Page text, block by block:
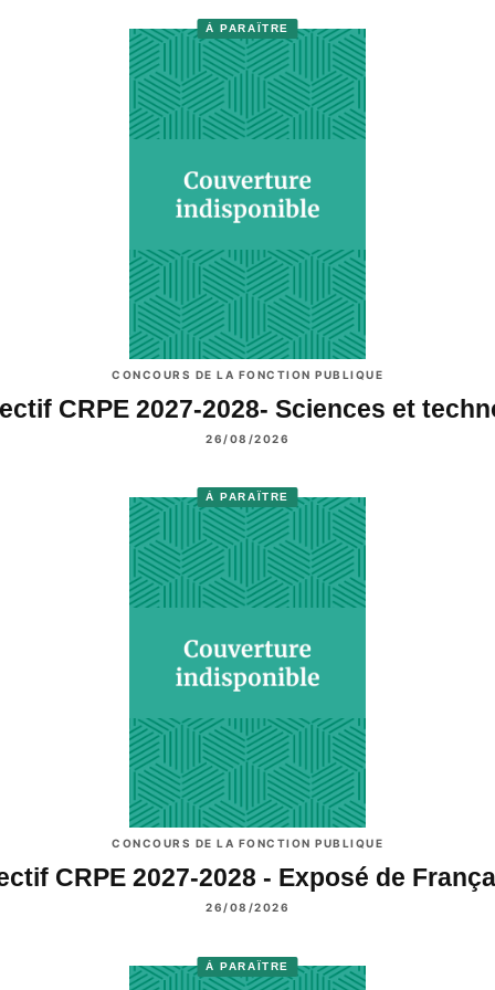
À PARAÎTRE
CONCOURS DE LA FONCTION PUBLIQUE
CRPE 2027-2028- Sciences et
26/08/2026
À PARAÎTRE
CONCOURS DE LA FONCTION PUBLIQUE
CRPE 2027-2028 - Exposé de
26/08/2026
À PARAÎTRE